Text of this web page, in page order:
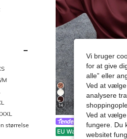
M
størrelse
14
Siren Gaze
EU Warehouse -3%
Vi bruger
for at give
alle” eller
Ved at
analysere
Ved at
fungere. Du
websitet